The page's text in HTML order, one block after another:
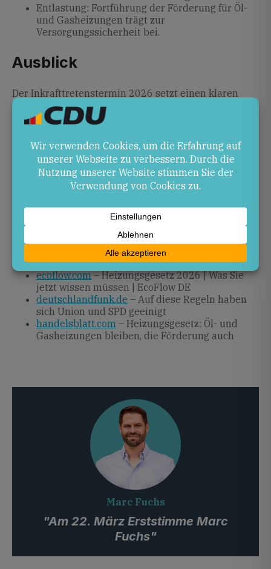
Entlastung: Fortführung der Förderung für Öl-
und Gasheizungen trägt zur
Versorgungssicherheit bei.
Ausblick
Der Inkrafttretenstermin 2026 setzt einen klaren
Rahmen für die Energiewende im Gebäudesektor.
Entscheidend ist nun, Förderprogramme effizient
frühzeitig einzubinden, um einen reibungslosen
Umstieg auf erneuerbare Heizsysteme zu
gewährleisten.
– Heizungsgesetz (GEG): Was gilt
– Heizgesetz 2026: was gilt jetzt
wirklich? – HeatGreen GmbH
ecoflow.com– Heizungsgesetz 2026 | Was Sie
jetzt wissen müssen | EcoFlow DE
deutschlandfunk.de – Auf diese Regeln haben
sich Union und SPD geeinigt
handelsblatt.com – Heizungsgesetz: Öl- und
Gasheizungen bleiben, die Förderung auch
Marc Fuchs
"Am 22. März Erststimme Marc
Fuchs"